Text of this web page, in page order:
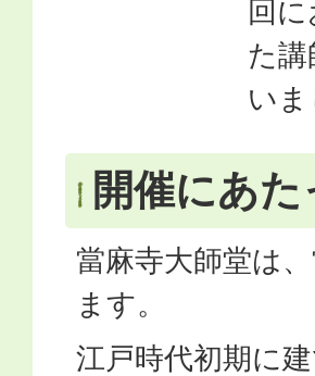
回
た
いま
開催にあた
當麻寺大師堂は
ます。
江戸時代初期に